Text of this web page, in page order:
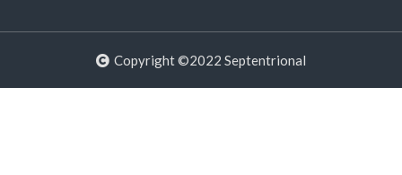
Copyright ©2022 Septentrional